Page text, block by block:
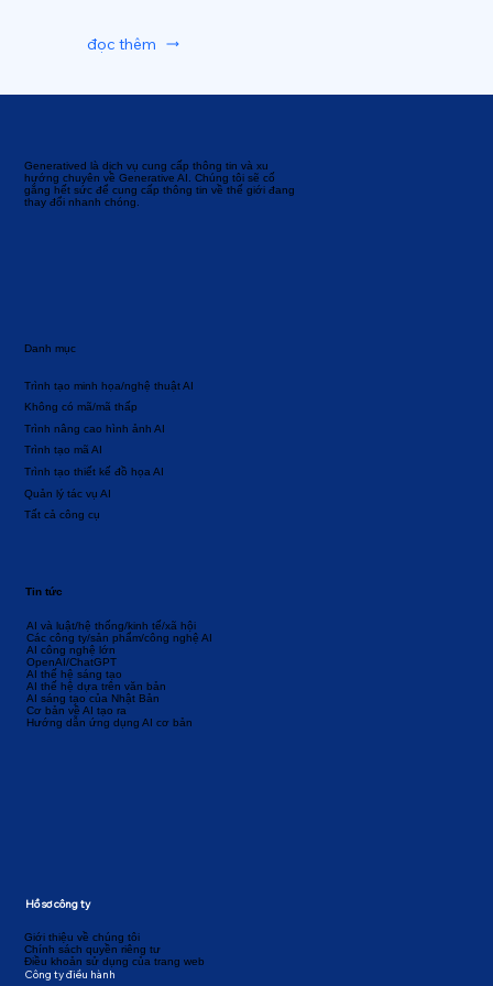
Generatived là dịch vụ cung cấp thông tin và xu
hướng chuyên về Generative AI. Chúng tôi sẽ cố
gắng hết sức để cung cấp thông tin về thế giới đang
thay đổi nhanh chóng.
Danh mục
Tất cả công cụ
Quản lý tác vụ AI
Trình tạo thiết kế đồ họa AI
Không có mã/mã thấp
Trình tạo mã AI
Trình nâng cao hình ảnh AI
Trình tạo minh họa/nghệ thuật AI
AI và luật/hệ thống/kinh tế/xã hội
Các công ty/sản phẩm/công nghệ AI
AI công nghệ lớn
OpenAI/ChatGPT
AI thế hệ sáng tạo
AI thế hệ dựa trên văn bản
AI sáng tạo của Nhật Bản
Cơ bản về AI tạo ra
Hướng dẫn ứng dụng AI cơ bản
Tin tức
Giới thiệu về chúng tôi
Chính sách quyền riêng tư
Điều khoản sử dụng của trang web
Công ty điều hành
Hồ sơ công ty
đọc thêm